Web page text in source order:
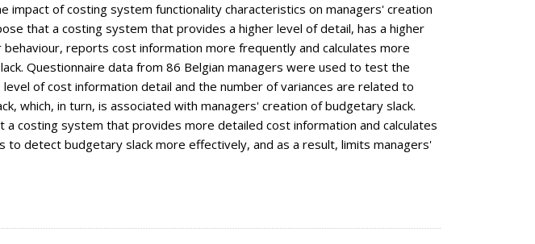
impact of costing system functionality characteristics on managers' creation
that a costing system that provides a higher level of detail, has a higher
reports cost information more frequently and calculates more
Questionnaire data from 86 Belgian managers were used to test the
of cost information detail and the number of variances are related to
which, in turn, is associated with managers' creation of budgetary slack.
costing system that provides more detailed cost information and calculates
to detect budgetary slack more effectively, and as a result, limits managers'